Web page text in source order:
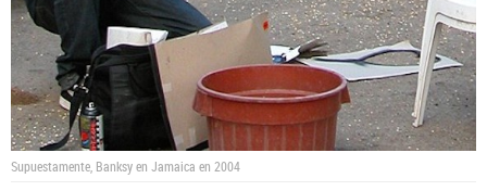
Supuestamente, Banksy en Jamaica en 2004